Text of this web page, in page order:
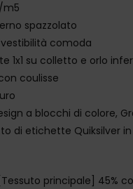
m5
spazzolato
vestibilità comoda
1x1 su colletto e orlo
coulisse
a blocchi di colore,
di etichette Quiksilver
[Tessuto principale] 45%